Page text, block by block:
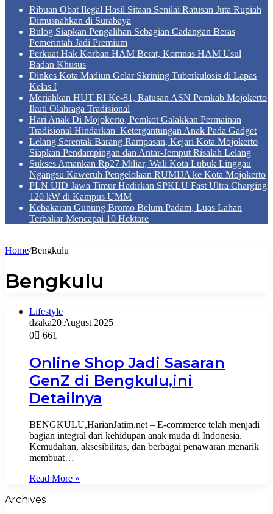
Ribuan Obat Ilegal Hasil Sitaan Senilai Ratusan Juta Rupiah
Dimusnahkan di Surabaya
Bulog Siapkan Pengalihan Sebagian Cadangan Beras
Pemerintah Jadi Premium
Perkuat Hak Korban HAM Berat, Komnas HAM Usul
Badan Khusus
Dinkes Kota Madiun Gelar Skrining Tuberkulosis di Lapas
Kelas I
Meriahkan HUT RI Ke-81, Ratusan ASN Pemkab Mojokerto
Ikuti Olahraga Tradisional
Hari Anak Di Mojokerto, Pemkot Galakkan Permainan
Tradisional Hindarkan Ketergantungan Anak Pada Gadget
Lelang Serentak Barang Rampasan, Kejari Kota Mojokerto
Siapkan Pendampingan dan Antar-Jemput Risalah Lelang
Sukses Amankan Rp27 Miliar, Wali Kota Lubuk Linggau
Ngangsu Kaweruh Pengelolaan RUMIJA ke Kota Mojokerto
PLN UID Jawa Timur Hadirkan SPKLU Fast Ultra Charging
120 kW di Kampus UMM
Kebakaran Gunung Bromo Belum Padam, Luas Lahan
Terbakar Mencapai 10 Hektare
Home/Bengkulu
Bengkulu
Lifestyle
dzaka20 August 2025
0
661
Online Shop Jadi Sasaran
GenZ di Bengkulu,ini
Detailnya
BENGKULU,HarianJatim.net – E-commerce telah menjadi
bagian integral dari kehidupan anak muda di Indonesia.
Kemudahan, aksesibilitas, dan berbagai penawaran menarik
membuat…
Read More »
Archives